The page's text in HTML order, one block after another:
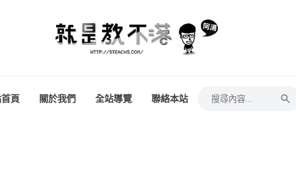
頁 關於我們 全站導覽 聯絡本站